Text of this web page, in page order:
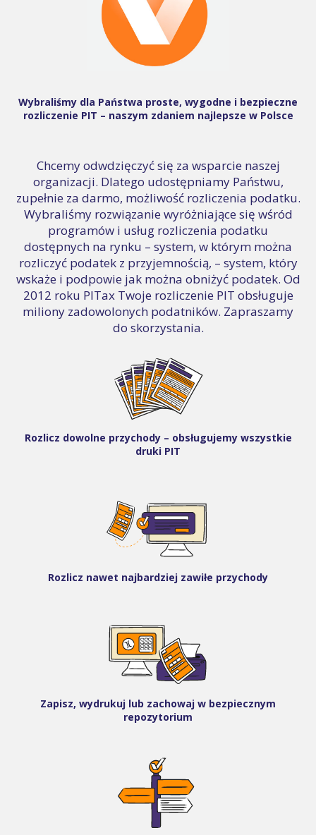
Wybraliśmy dla Państwa proste, wygodne i bezpieczne
rozliczenie PIT – naszym zdaniem najlepsze w Polsce
Chcemy odwdzięczyć się za wsparcie naszej
organizacji. Dlatego udostępniamy Państwu,
zupełnie za darmo, możliwość rozliczenia podatku.
Wybraliśmy rozwiązanie wyróżniające się wśród
programów i usług rozliczenia podatku
dostępnych na rynku – system, w którym można
rozliczyć podatek z przyjemnością, – system, który
wskaże i podpowie jak można obniżyć podatek. Od
2012 roku PITax Twoje rozliczenie PIT obsługuje
miliony zadowolonych podatników. Zapraszamy
do skorzystania.
Rozlicz dowolne przychody – obsługujemy wszystkie
druki PIT
Rozlicz nawet najbardziej zawiłe przychody
Zapisz, wydrukuj lub zachowaj w bezpiecznym
repozytorium